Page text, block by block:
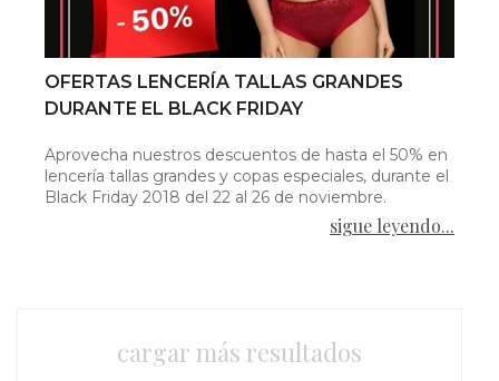
OFERTAS LENCERÍA TALLAS GRANDES
DURANTE EL BLACK FRIDAY
Aprovecha nuestros descuentos de hasta el 50% en
lencería tallas grandes y copas especiales, durante el
Black Friday 2018 del 22 al 26 de noviembre.
sigue leyendo...
cargar más resultados